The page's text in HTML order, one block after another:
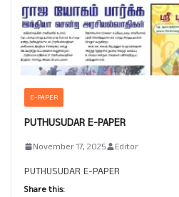
E-PAPER
PUTHUSUDAR E-PAPER
November 17, 2025 Editor
PUTHUSUDAR E-PAPER
Share this: